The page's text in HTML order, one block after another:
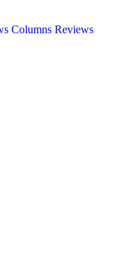
Columns Reviews